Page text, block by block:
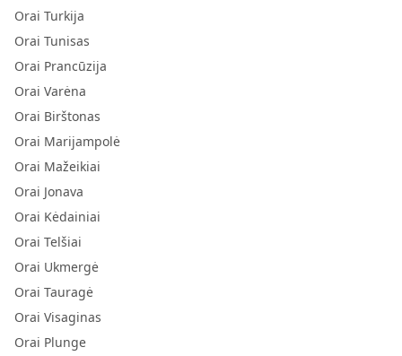
Orai Turkija
Orai Tunisas
Orai Prancūzija
Orai Varėna
Orai Birštonas
Orai Marijampolė
Orai Mažeikiai
Orai Jonava
Orai Kėdainiai
Orai Telšiai
Orai Ukmergė
Orai Tauragė
Orai Visaginas
Orai Plunge